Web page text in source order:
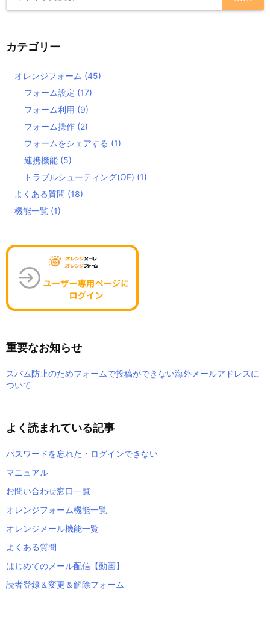
カテゴリー
オレンジフォーム (45)
フォーム設定 (17)
フォーム利用 (9)
フォーム操作 (2)
フォームをシェアする (1)
連携機能 (5)
トラブルシューティング(OF) (1)
よくある質問 (18)
機能一覧 (1)
重要なお知らせ
スパム防止のためフォームで投稿ができない海外メールアドレスに
ついて
よく読まれている記事
パスワードを忘れた・ログインできない
マニュアル
お問い合わせ窓口一覧
オレンジフォーム機能一覧
オレンジメール機能一覧
よくある質問
はじめてのメール配信【動画】
読者登録＆変更＆解除フォーム